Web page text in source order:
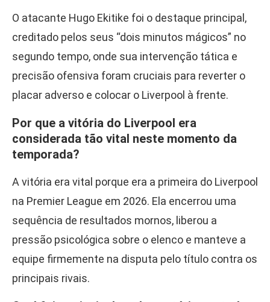
O atacante Hugo Ekitike foi o destaque principal,
creditado pelos seus “dois minutos mágicos” no
segundo tempo, onde sua intervenção tática e
precisão ofensiva foram cruciais para reverter o
placar adverso e colocar o Liverpool à frente.
Por que a vitória do Liverpool era
considerada tão vital neste momento da
temporada?
A vitória era vital porque era a primeira do Liverpool
na Premier League em 2026. Ela encerrou uma
sequência de resultados mornos, liberou a
pressão psicológica sobre o elenco e manteve a
equipe firmemente na disputa pelo título contra os
principais rivais.